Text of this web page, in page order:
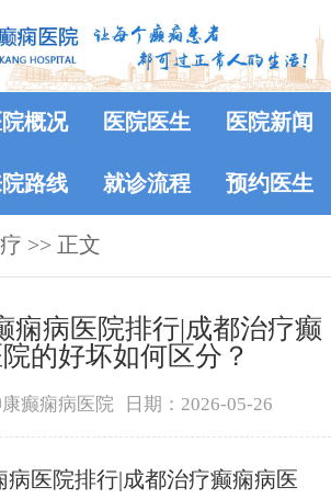
院概况 医院医生 医院新闻
路线 就诊流程 预约医生
>> 正文
痫病医院排行|成都治疗癫
的好坏如何区分？
癫痫病医院 日期：2026-05-26
病医院排行|成都治疗癫痫病医